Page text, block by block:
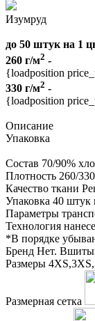
Изумруд
до 50 штук на 1
260 г/м2 -
{loadposition
330 г/м2 -
{loadposition
Описание
Упаковка
Состав 70/90%
Плотность 260/
Качество ткани
Упаковка 40 штук
Параметры
Технология
*В порядке
Бренд Нет.
Размеры
Размерная сетка